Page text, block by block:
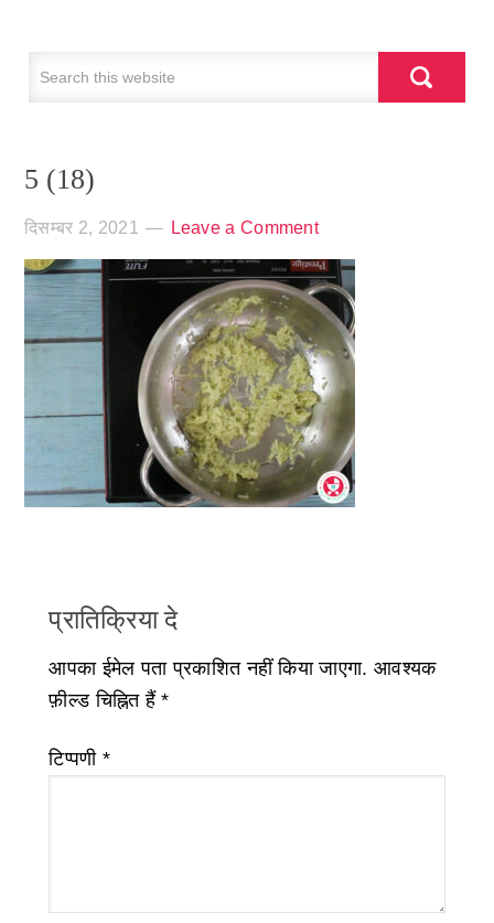
5 (18)
दिसम्बर 2, 2021 Leave a Comment
प्रातिक्रिया दे
आपका ईमेल पता प्रकाशित नहीं किया जाएगा. आवश्यक
फ़ील्ड चिह्नित हैं*
टिप्पणी *